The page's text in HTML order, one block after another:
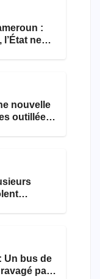
:
ne
nouvelle
outillées
Un bus de
par